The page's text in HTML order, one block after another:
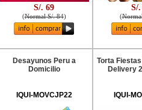
S/. 69
(Normal S/. 84)
S/
(
Desayunos Peru a
Domicilio
IQUI-MOVCJP22
Torta
Delivery
IQUI-